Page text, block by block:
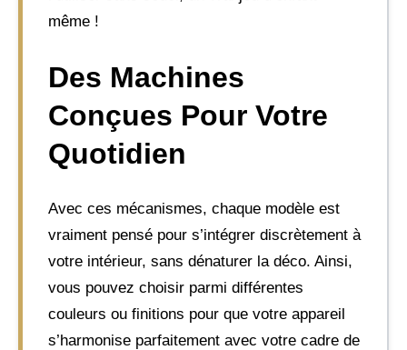
même !
Des Machines
Conçues Pour Votre
Quotidien
Avec ces mécanismes, chaque modèle est
vraiment pensé pour s’intégrer discrètement à
votre intérieur, sans dénaturer la déco. Ainsi,
vous pouvez choisir parmi différentes
couleurs ou finitions pour que votre appareil
s’harmonise parfaitement avec votre cadre de